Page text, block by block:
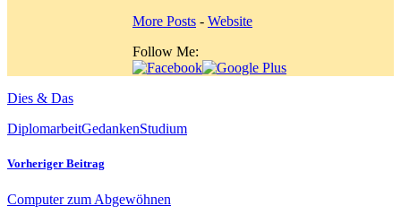
More Posts - Website
Follow Me:
Dies & Das
DiplomarbeitGedankenStudium
Vorheriger Beitrag
Computer zum Abgewöhnen